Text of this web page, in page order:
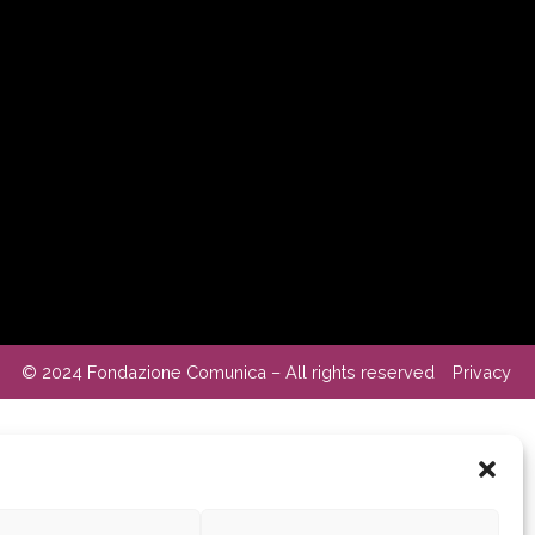
© 2024 Fondazione Comunica – All rights reserved Privacy